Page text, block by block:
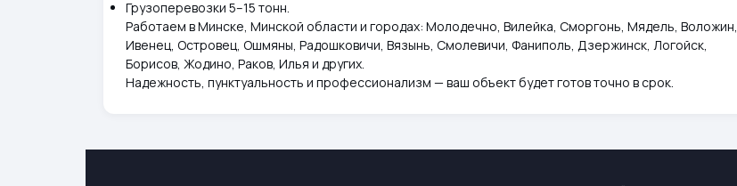
Грузоперевозки 5–15 тонн.
Работаем в Минске, Минской области и городах: Молодечно, Вилейка, Сморгонь, Мядель, Воложин,
Ивенец, Островец, Ошмяны, Радошковичи, Вязынь, Смолевичи, Фаниполь, Дзержинск, Логойск,
Борисов, Жодино, Раков, Илья и других.
Надежность, пунктуальность и профессионализм — ваш объект будет готов точно в срок.